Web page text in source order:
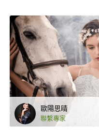
歐陽思晴
聯繫專家